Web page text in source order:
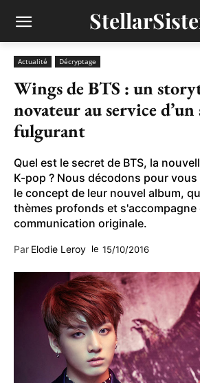
Actualité Décryptage
Wings de BTS : un
novateur au service d’un
fulgurant
Quel est le secret de BTS, la
K-pop ? Nous décodons pour
le concept de leur nouvel album,
thèmes profonds et
communication originale.
Par Elodie Leroy le 15/10/2016